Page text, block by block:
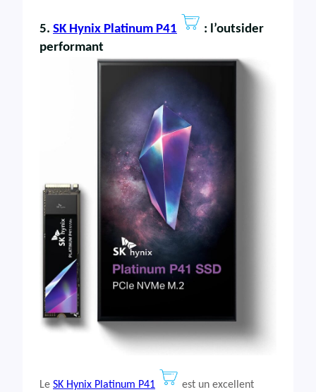
5. SK Hynix Platinum P41
: l’outsider
performant
Le SK Hynix Platinum P41
est un excellent